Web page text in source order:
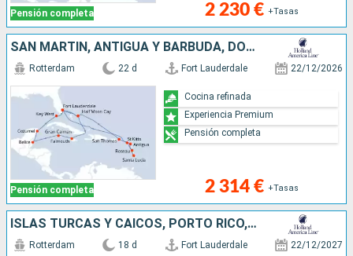
Pensión completa 2 230 € +Tasas
SAN MARTÍN, ANTIGUA Y BARBUDA, DOMINICA, SANTA LUCIA, SANTO TOMÁS, BAHAMAS, JAMAICA, ISLAS CAIMÁN, BELICE, MÉXICO, ESTADOS UNIDOS
Pensión completa
Rotterdam 22 d Fort Lauderdale 22/12/2026
2 314 € +Tasas
Cocina refinada
Experiencia Premium
Pensión completa
ISLAS TURCAS Y CAICOS, PORTO RICO, SANTO TOMÁS, BAHAMAS, REPÚBLICA DOMINICANA, BONAIRE, ARUBA, ESTADOS UNIDOS
Rotterdam 18 d Fort Lauderdale 22/12/2027